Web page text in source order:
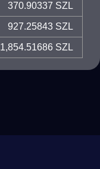
370.90337 SZL
927.25843 SZL
1,854.51686 SZL